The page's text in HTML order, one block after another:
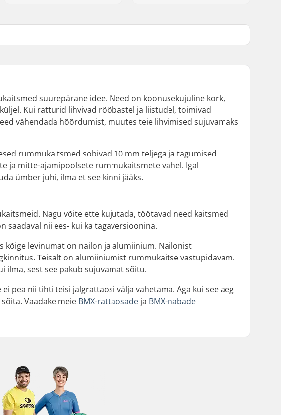
suurepärane idee. Need on koonusekujuline kork,
Kui ratturid lihvivad rööbastel ja liistudel, toimivad
vähendada hõõrdumist, muutes teie lihvimised sujuvamaks
rummukaitsmed sobivad 10 mm teljega ja tagumised
ja mitte-ajamipoolsete rummukaitsmete vahel. Igal
ümber juhi, ilma et see kinni jääks.
Nagu võite ette kujutada, töötavad need kaitsmed
saadaval nii ees- kui ka tagaversioonina.
kõige levinumat on nailon ja alumiinium. Nailonist
Teisalt on alumiiniumist rummukaitse vastupidavam.
ilma, sest see pakub sujuvamat sõitu.
pea nii tihti teisi jalgrattaosi välja vahetama. Aga kui see aeg
Vaadake meie BMX-rattaosade ja BMX-nabade